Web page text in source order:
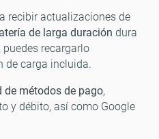
recibir actualizaciones de
de larga duración dura
puedes recargarlo
de carga incluida.
métodos de pago,
y débito, así como Google